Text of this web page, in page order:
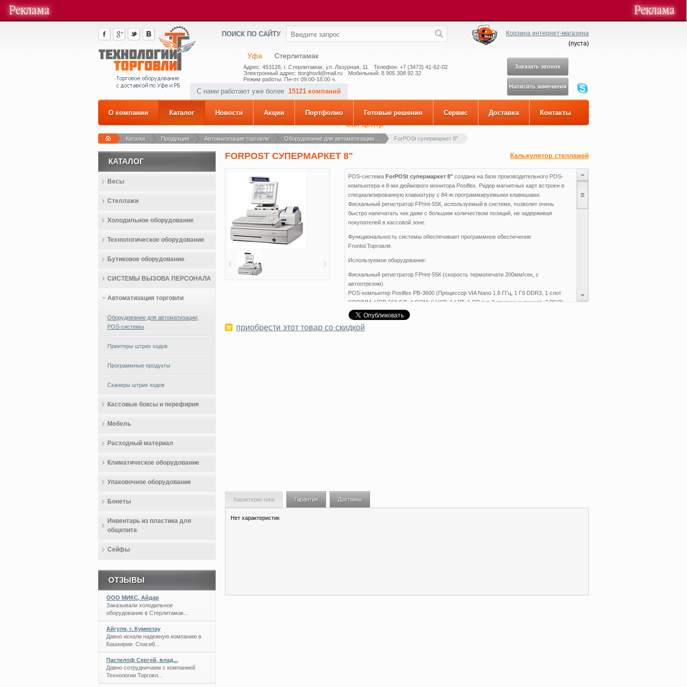
ПОИСК ПО САЙТУ
Корзина интернет-магазина
(пуста)
Уфа Стерлитамак
Адрес: 453128, г. Стерлитамак, ул. Лазурная, 11
Телефон: +7 (3473) 41-62-02
Электронный адрес: ttorghovli@mail.ru
Мобильный: 8 905 308 92 32
Режим работы: Пн-пт 09.00-18.00 ч.
Заказать звонок
Написать замечания
Call-центр
С нами работают уже более 15121 компаний
О компании Каталог Новости Акции Портфолио Готовые решения Сервис Доставка Контакты
Каталог Продукция Автоматизация торговли Оборудование для автоматизации... ForPOSt cупермаркет 8"
Калькулятор стеллажей
FORPOST CУПЕРМАРКЕТ 8"
POS-система ForPOSt супермаркет 8" создана на базе производительного POS-
компьютера и 8-ми дюймового монитора Posiflex. Ридер магнитных карт встроен в
специализированную клавиатуру с 84-ю программируемыми клавишами.
Фискальный регистратор FPrint-55К, используемый в системе, позволит очень
быстро напечатать чек даже с большим количеством позиций, не задерживая
покупателей в кассовой зоне.
Функциональность системы обеспечивает программное обеспечение
Frontol.Торговля.
Используемое оборудование:
Фискальный регистратор FPrint-55К (скорость термопечати 200мм/сек, c
автоотрезом)
POS-компьютер Posiflex PB-3600 (Процессор VIA Nano 1.6 ГГц, 1 Гб DDR3, 1 слот
SODIMM, HDD 160 GB, 4 COM, 6 USB, 1 LPT, 1 CR (на 2 денежных ящика), 2 PS/2)
Влагозащищенный монитор 8" (разрешение 800х600)
Специализированная клавиатура (84 программируемые клавиши)
Встроенный в клавиатуру ридер магнитных карт (на 1-2 дорожки)
приобрести этот товар со скидкой
Характеристики Гарантия Доставка
Нет характеристик
КАТАЛОГ
Весы
Стеллажи
Холодильное оборудование
Технологическое оборудование
Бутиковое оборудование
СИСТЕМЫ ВЫЗОВА ПЕРСОНАЛА
Автоматизация торговли
Оборудование для автоматизации,
POS-системы
Принтеры штрих кодов
Программные продукты
Сканеры штрих кодов
Кассовые боксы и перефирия
Мебель
Расходный материал
Климатическое оборудование
Упаковочное оборудование
Бонеты
Инвентарь из пластика для
общепита
Сейфы
ОТЗЫВЫ
ООО МИКС, Айдар
Заказывали холодильное
оборудование в Стерлитамак...
Айгуля, г. Кумертау
Давно искали надежную компанию в
Башкирии. Спасиб...
Пастилоф Сергей, влад...
Давно сотрудничаем с компанией
Технологии Торговл...